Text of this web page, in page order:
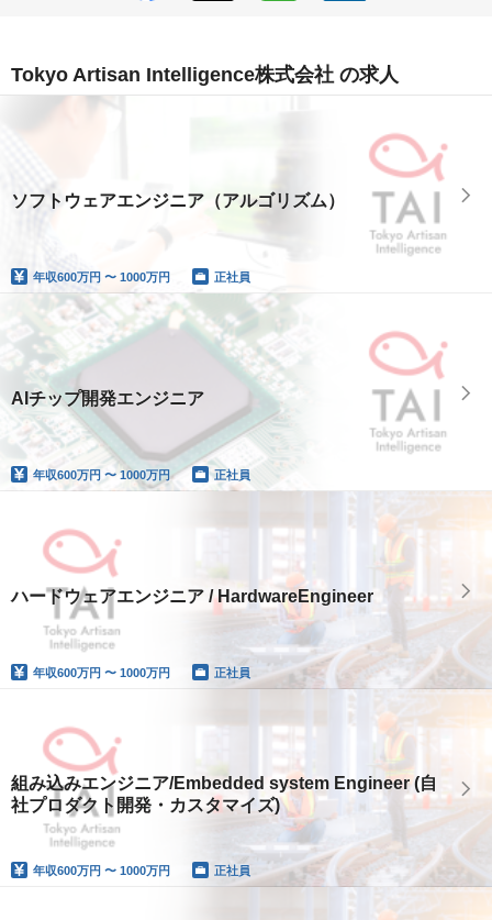
Tokyo Artisan Intelligence株式会社 の求人
ソフトウェアエンジニア（アルゴリズム）
年収600万円 〜 1000万円 正社員
AIチップ開発エンジニア
年収600万円 〜 1000万円 正社員
ハードウェアエンジニア / HardwareEngineer
年収600万円 〜 1000万円 正社員
組み込みエンジニア/Embedded system Engineer (自
社プロダクト開発・カスタマイズ)
年収600万円 〜 1000万円 正社員